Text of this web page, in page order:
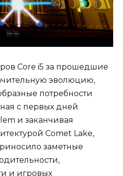
Core i5 за прошедшие
эволюцию,
потребности
с первых дней
и заканчивая
Comet Lake,
заметные
и игровых